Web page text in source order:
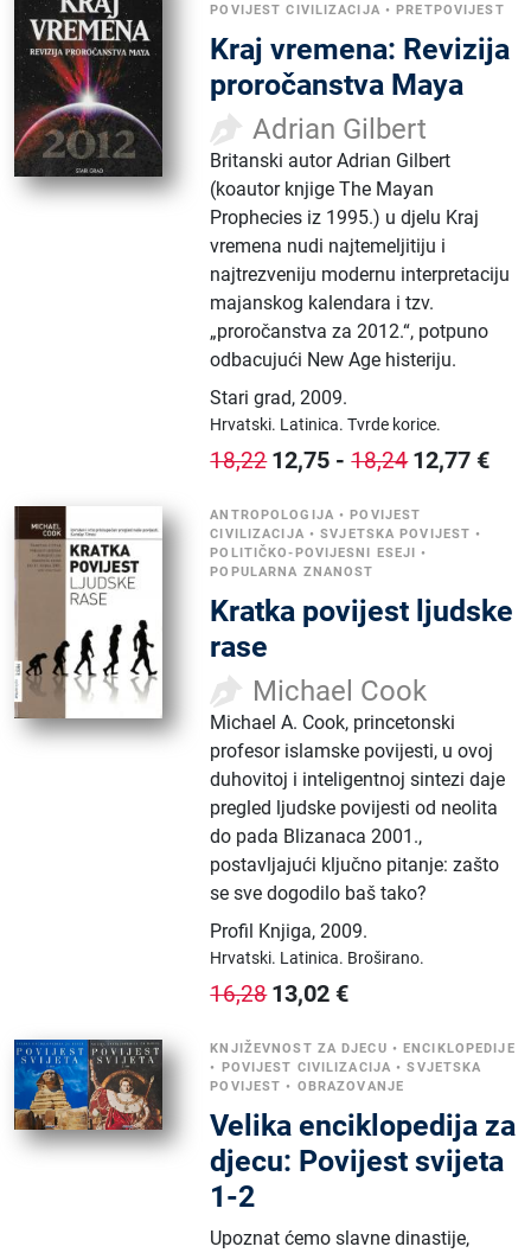
POVIJEST CIVILIZACIJA •PRETPOVIJEST
Kraj vremena: Revizija
proročanstva Maya
Adrian Gilbert
Britanski autor Adrian Gilbert
(koautor knjige The Mayan
Prophecies iz 1995.) u djelu Kraj
vremena nudi najtemeljitiju i
najtrezveniju modernu interpretaciju
majanskog kalendara i tzv.
„proročanstva za 2012.“, potpuno
odbacujući New Age histeriju.
Stari grad,2009.
Hrvatski. Latinica.Tvrde korice.
18,22 12,75 -18,24 12,77 €
ANTROPOLOGIJA •POVIJEST
CIVILIZACIJA •SVJETSKA POVIJEST •
POLITIČKO-POVIJESNI ESEJI •
POPULARNA ZNANOST
Kratka povijest ljudske
rase
Michael Cook
Michael A. Cook, princetonski
profesor islamske povijesti, u ovoj
duhovitoj i inteligentnoj sintezi daje
pregled ljudske povijesti od neolita
do pada Blizanaca 2001.,
postavljajući ključno pitanje: zašto
se sve dogodilo baš tako?
Profil Knjiga,2009.
Hrvatski. Latinica. Broširano.
16,28 13,02 €
KNJIŽEVNOST ZA DJECU •ENCIKLOPEDIJE
• POVIJEST CIVILIZACIJA •SVJETSKA
POVIJEST • OBRAZOVANJE
Velika enciklopedija za
djecu: Povijest svijeta
1-2
Upoznat ćemo slavne dinastije,